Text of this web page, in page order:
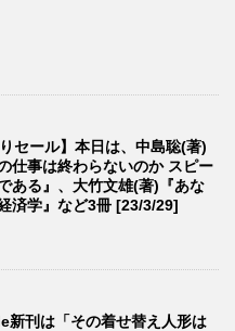
セール】本日は、中島聡(著)
仕事は終わらないのか スピー
ある』、大竹文雄(著)『あな
済学』など3冊 [23/3/29]
新刊は「その着せ替え人形は